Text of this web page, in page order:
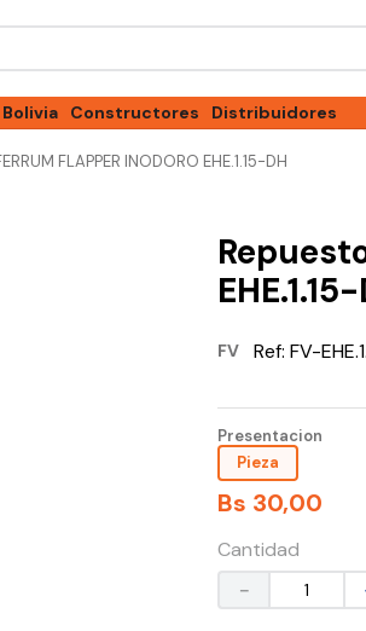
Constructores Distribuidores
FLAPPER INODORO EHE.1.15-DH
FV Ref: FV-
Presentacion
Pieza
Bs 30,00
Cantidad
－